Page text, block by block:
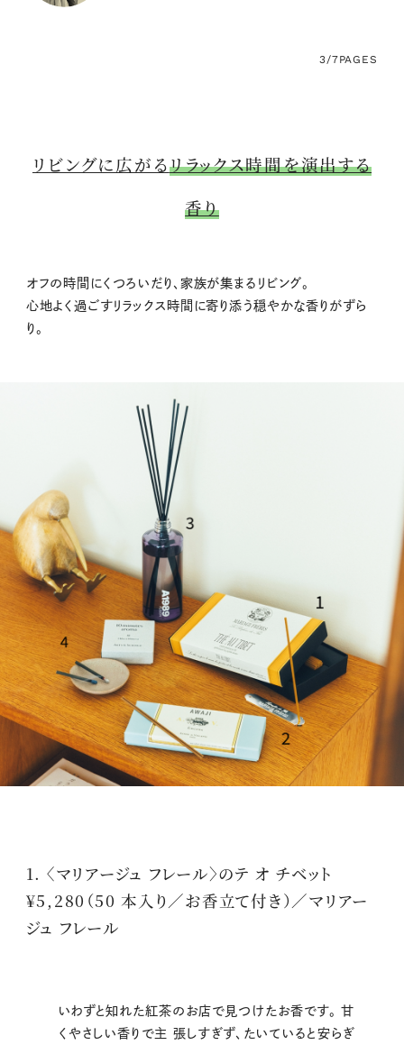
3/7PAGES
リビングに広がるリラックス時間を演出する
香り
オフの時間にくつろいだり、家族が集まるリビング。
心地よく過ごすリラックス時間に寄り添う穏やかな香りがずら
り。
1. 〈マリアージュ フレール〉のテ オ チベット
¥5,280（50 本入り／お香立て付き）／マリアー
ジュ フレール
いわずと知れた紅茶のお店で見つけたお香です。 甘
くやさしい香りで主 張しすぎず、たいていると安らぎ